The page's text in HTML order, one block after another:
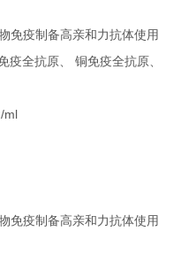
免疫制备高亲和力抗体使用
疫全抗原、 铜免疫全抗原、
ml
免疫制备高亲和力抗体使用